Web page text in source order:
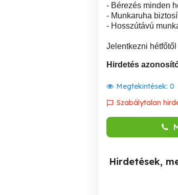
- Bérezés minden
- Munkaruha
- Hosszútávú
Jelentkezni
Hirdetés
Megtekintések: 0
Szabálytalan
Hirdetések,